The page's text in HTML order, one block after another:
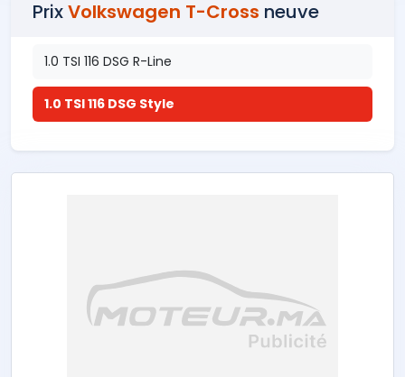
PrixVolkswagen T-Cross neuve
1.0 TSI 116 DSG R-Line
1.0 TSI 116 DSG Style